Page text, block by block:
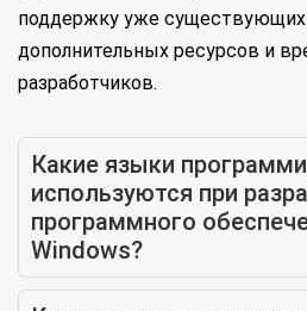
поддержку уже существующих
дополнительных ресурсов и
разработчиков.
Какие языки
используются при
программного
Windows?